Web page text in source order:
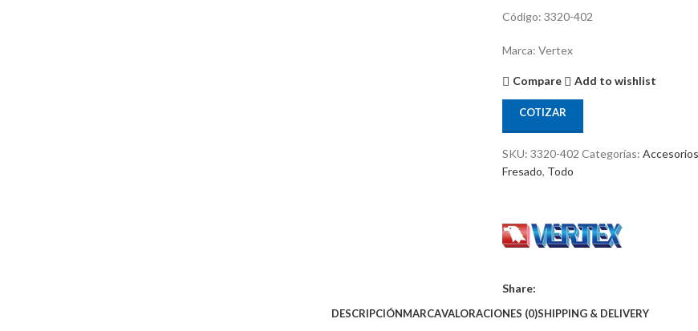
Código: 3320-402
Marca: Vertex
Compare Add to wishlist
COTIZAR
SKU: 3320-402 Categorías:
Fresado, Todo
Share:
DESCRIPCIÓNMARCAVALORACIONES (0)SHIPPING & DELIVERY